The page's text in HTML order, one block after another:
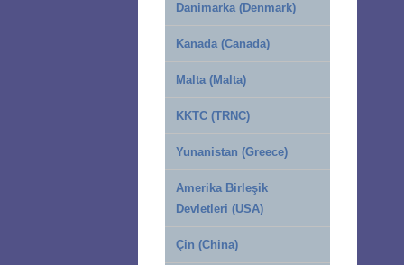
Danimarka (Denmark)
Kanada (Canada)
Malta (Malta)
KKTC (TRNC)
Yunanistan (Greece)
Amerika Birleşik
Devletleri (USA)
Çin (China)